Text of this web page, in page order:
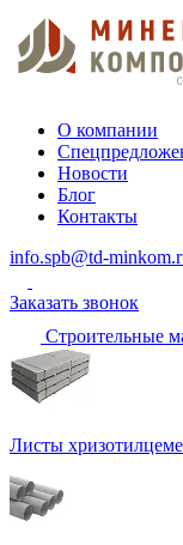
О компании
Новости
Блог
Контакты
info.spb@td-
Заказать звонок
Строительные
Листы